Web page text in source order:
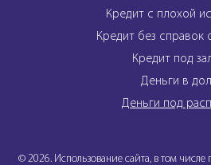
Кредит с плохой
Кредит без справок
Кредит под
Деньги в
Деньги под
© 2026. Использование сайта, в том числе